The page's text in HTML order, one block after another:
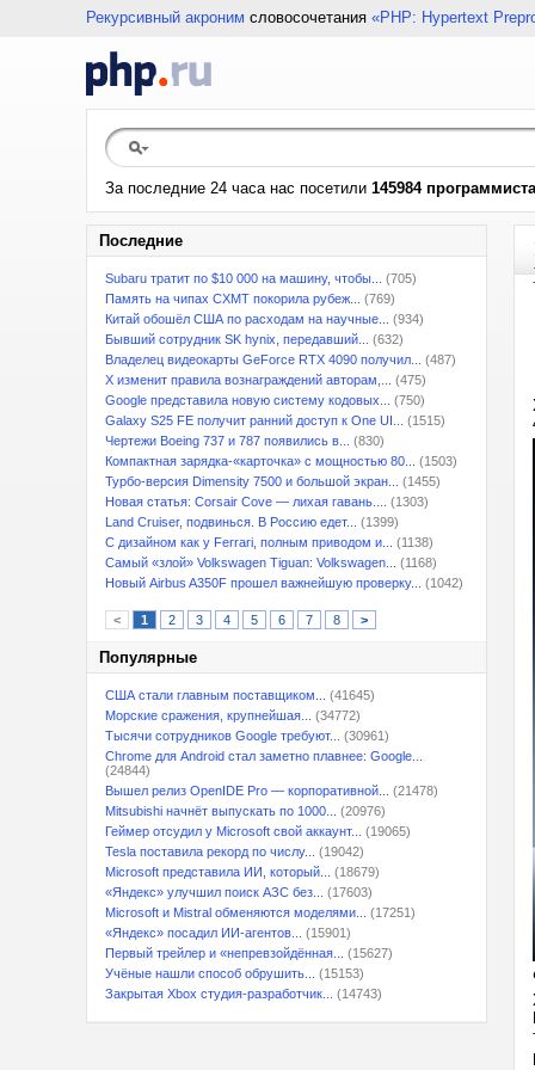
Рекурсивный акроним словосочетания «PHP: Hypertext
За последние 24 часа нас посетили 145984 программиста
Последние
Subaru тратит по $10 000 на машину, чтобы...
(705)
Память на чипах CXMT покорила рубеж...
(769)
Китай обошёл США по расходам на научные...
(934)
Бывший сотрудник SK hynix, передавший...
(632)
Владелец видеокарты GeForce RTX 4090 получил...
(487)
X изменит правила вознаграждений авторам,...
(475)
Google представила новую систему кодовых...
(750)
Galaxy S25 FE получит ранний доступ к One UI...
(1515)
Чертежи Boeing 737 и 787 появились в...
(830)
Компактная зарядка-«карточка» с мощностью 80...
(1503)
Турбо-версия Dimensity 7500 и большой экран...
(1455)
Новая статья: Corsair Cove — лихая гавань....
(1303)
Land Cruiser, подвинься. В Россию едет...
(1399)
С дизайном как у Ferrari, полным приводом и...
(1138)
Самый «злой» Volkswagen Tiguan: Volkswagen...
(1168)
Новый Airbus A350F прошел важнейшую проверку...
(1042)
< 1 2 3 4 5 6 7 8 >
Популярные
США стали главным поставщиком...
(41645)
Морские сражения, крупнейшая...
(34772)
Тысячи сотрудников Google требуют...
(30961)
Chrome для Android стал заметно плавнее: Google...
(24844)
Вышел релиз OpenIDE Pro — корпоративной...
(21478)
Mitsubishi начнёт выпускать по 1000...
(20976)
Геймер отсудил у Microsoft свой аккаунт...
(19065)
Tesla поставила рекорд по числу...
(19042)
Microsoft представила ИИ, который...
(18679)
«Яндекс» улучшил поиск АЗС без...
(17603)
Microsoft и Mistral обменяются моделями...
(17251)
«Яндекс» посадил ИИ-агентов...
(15901)
Первый трейлер и «непревзойдённая...
(15627)
Учёные нашли способ обрушить...
(15153)
Закрытая Xbox студия-разработчик...
(14743)